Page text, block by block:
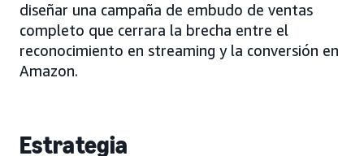
diseñar una campaña de embudo de ventas
completo que cerrara la brecha entre el
reconocimiento en streaming y la conversión en
Amazon.
Estrategia